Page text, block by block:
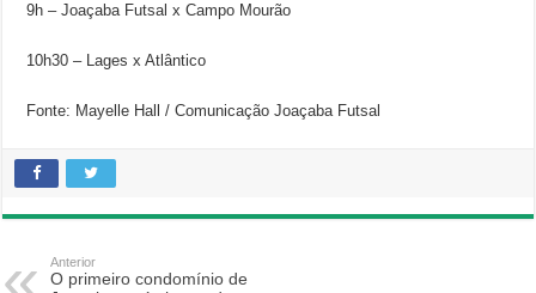
9h – Joaçaba Futsal x Campo Mourão
10h30 – Lages x Atlântico
Fonte: Mayelle Hall / Comunicação Joaçaba Futsal
Anterior
O primeiro condomínio de